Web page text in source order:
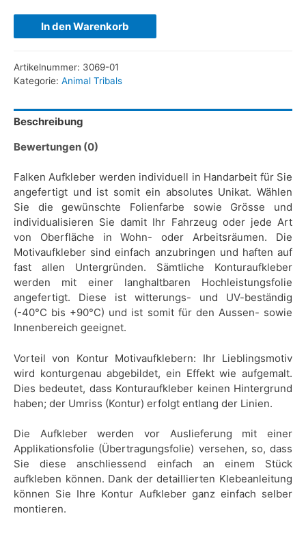
In den Warenkorb
Artikelnummer: 3069-01
Kategorie: Animal Tribals
Beschreibung
Bewertungen (0)
Falken Aufkleber werden individuell in Handarbeit für Sie
angefertigt und ist somit ein absolutes Unikat. Wählen
Sie die gewünschte Folienfarbe sowie Grösse und
individualisieren Sie damit Ihr Fahrzeug oder jede Art
von Oberfläche in Wohn- oder Arbeitsräumen. Die
Motivaufkleber sind einfach anzubringen und haften auf
fast allen Untergründen. Sämtliche Konturaufkleber
werden mit einer langhaltbaren Hochleistungsfolie
angefertigt. Diese ist witterungs- und UV-beständig
(-40°C bis +90°C) und ist somit für den Aussen- sowie
Innenbereich geeignet.
Vorteil von Kontur Motivaufklebern: Ihr Lieblingsmotiv
wird konturgenau abgebildet, ein Effekt wie aufgemalt.
Dies bedeutet, dass Konturaufkleber keinen Hintergrund
haben; der Umriss (Kontur) erfolgt entlang der Linien.
Die Aufkleber werden vor Auslieferung mit einer
Applikationsfolie (Übertragungsfolie) versehen, so, dass
Sie diese anschliessend einfach an einem Stück
aufkleben können. Dank der detaillierten Klebeanleitung
können Sie Ihre Kontur Aufkleber ganz einfach selber
montieren.